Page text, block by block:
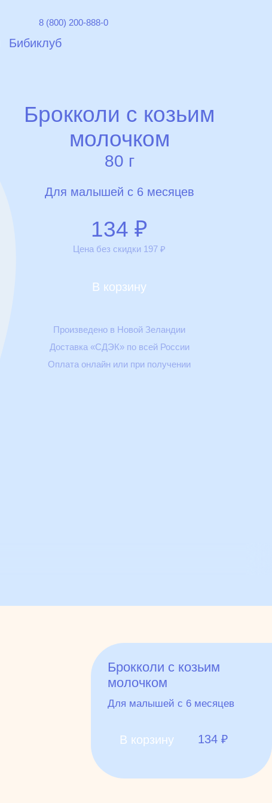
8 (800) 200-888-0
Бибиклуб
Брокколи с козьим
молочком
80 г
Для малышей с 6 месяцев
134 ₽
Цена без скидки 197₽
В корзину
Произведено в Новой Зеландии
Доставка «СДЭК» по всей России
Оплата онлайн или при получении
Брокколи с козьим
молочком
Для малышей с 6 месяцев
В корзину 134₽